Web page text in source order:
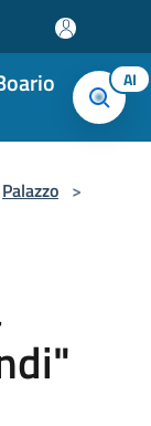
AI
Palazzo >